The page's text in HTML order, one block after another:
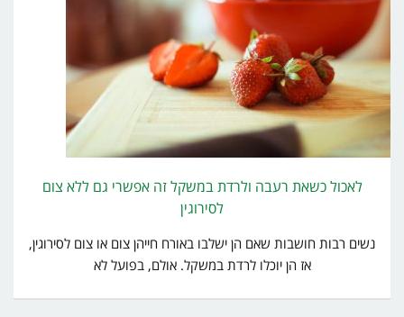
לאכול כשאת רעבה ולרדת במשקל זה אפשרי גם ללא צום
לסירוגין
נשים רבות חושבות שאם הן ישלבו באורח חייהן צום או צום לסירוגין,
אז הן יוכלו לרדת במשקל. אולם, בפועל לא